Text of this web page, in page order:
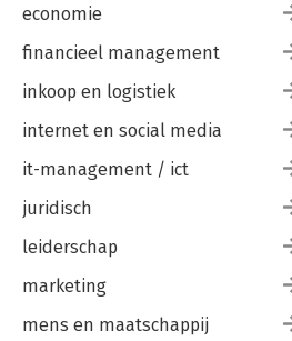
economie
financieel management
inkoop en logistiek
internet en social media
it-management / ict
juridisch
leiderschap
marketing
mens en maatschappij